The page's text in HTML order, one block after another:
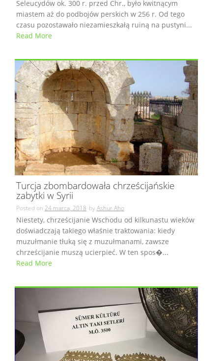
Seleucydów ok. 300 r. przed Chr., było kwitnącym
miastem aż do podbojów perskich w 256 r. Od tego
czasu pozostawało niezamieszkałą ruiną na pustyni...
Read More
Turcja zbombardowała chrześcijańskie
zabytki w Syrii
Posted on 24 marca, 2018 byAshur Aho
Niestety, chrześcijanie Wschodu od kilkunastu wieków
doświadczają takiego właśnie traktowania: kiedy
muzułmanie tłuką się z muzułmanami, zawsze
chrześcijanie muszą ucierpieć. W ten spos�...
Read More